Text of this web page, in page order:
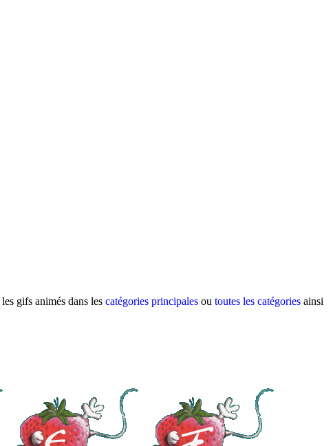
gifs animés dans les catégories principales ou toutes les catégories ainsi